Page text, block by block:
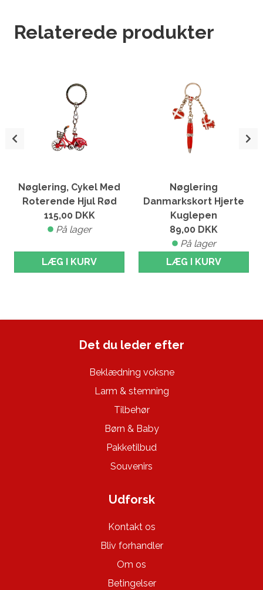
Relaterede produkter
Nøglering, Cykel Med
Roterende Hjul Rød
115,00 DKK
På lager
LÆG I KURV
Nøglering
Danmarkskort Hjerte
Kuglepen
89,00 DKK
På lager
LÆG I KURV
Det du leder efter
Beklædning voksne
Larm & stemning
Tilbehør
Børn & Baby
Pakketilbud
Souvenirs
Udforsk
Kontakt os
Bliv forhandler
Om os
Betingelser